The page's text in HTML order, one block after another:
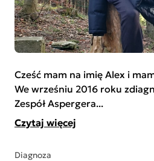
Cześć mam na imię Alex i
We wrześniu 2016 roku
Zespół Aspergera...
Czytaj więcej
Diagnoza